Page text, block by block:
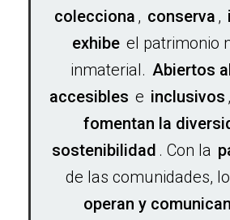
colecciona , conserva ,
exhibe el patrimonio
inmaterial. Abiertos
accesibles e inclusivos
fomentan la
sostenibilidad . Con la
de las comunidades,
operan y comunican